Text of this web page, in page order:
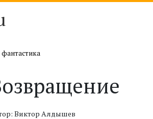
фантастика
Виктор Алдышев